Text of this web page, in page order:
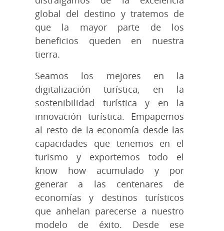
global del destino y tratemos de
que la mayor parte de los
beneficios queden en nuestra
tierra.
Seamos los mejores en la
digitalización turística, en la
sostenibilidad turística y en la
innovación turística. Empapemos
al resto de la economía desde las
capacidades que tenemos en el
turismo y exportemos todo el
know how acumulado y por
generar a las centenares de
economías y destinos turísticos
que anhelan parecerse a nuestro
modelo de éxito. Desde ese